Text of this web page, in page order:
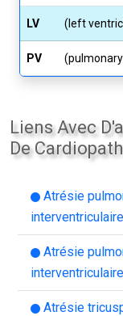
LV (left
PV
Liens Avec
De
Atrésie
Atrésie
Atrésie